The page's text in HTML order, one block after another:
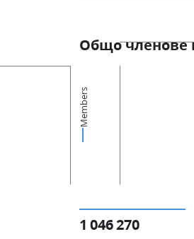
Общо членове
Members
1 046 270